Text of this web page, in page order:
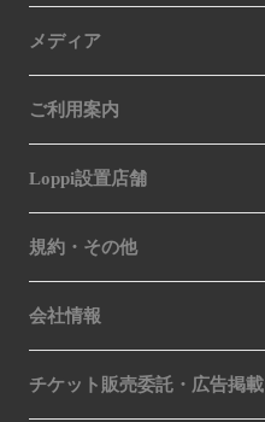
メディア
ご利用案内
Loppi設置店舗
規約・その他
会社情報
チケット販売委託・広告掲載